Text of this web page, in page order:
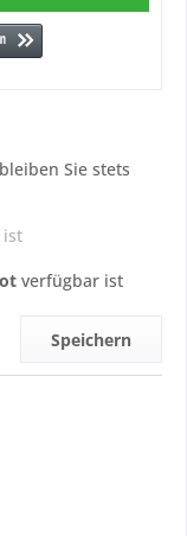
Sie stets
ist
verfügbar ist
Speichern